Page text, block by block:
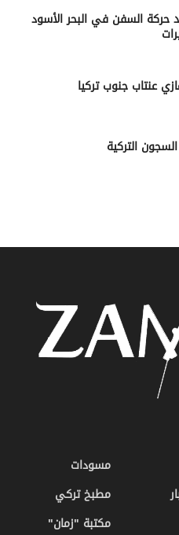
حركة السفن في البحر الأسود
عنتاب جنوب تركيا
مسودات
مطبخ تركي
مكتبة "زمان"